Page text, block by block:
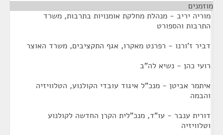
מוזמנים
מוריה יריב - מנהלת מחלקת אומנויות בתרבות, משרד
התרבות והספורט
דביר ז'ורנו - רפרנט מאקרו, אגף התקציבים, משרד האוצר
רועי כהן - נשיא לה"ב
איתמר אביטן - מנכ"ל איגוד עובדי הקולנוע, הטלוויזיה
והבמה
דורית ענבר - עו"ד, מנכ"לית הקרן החדשה לקולנוע
וטלוויזיה